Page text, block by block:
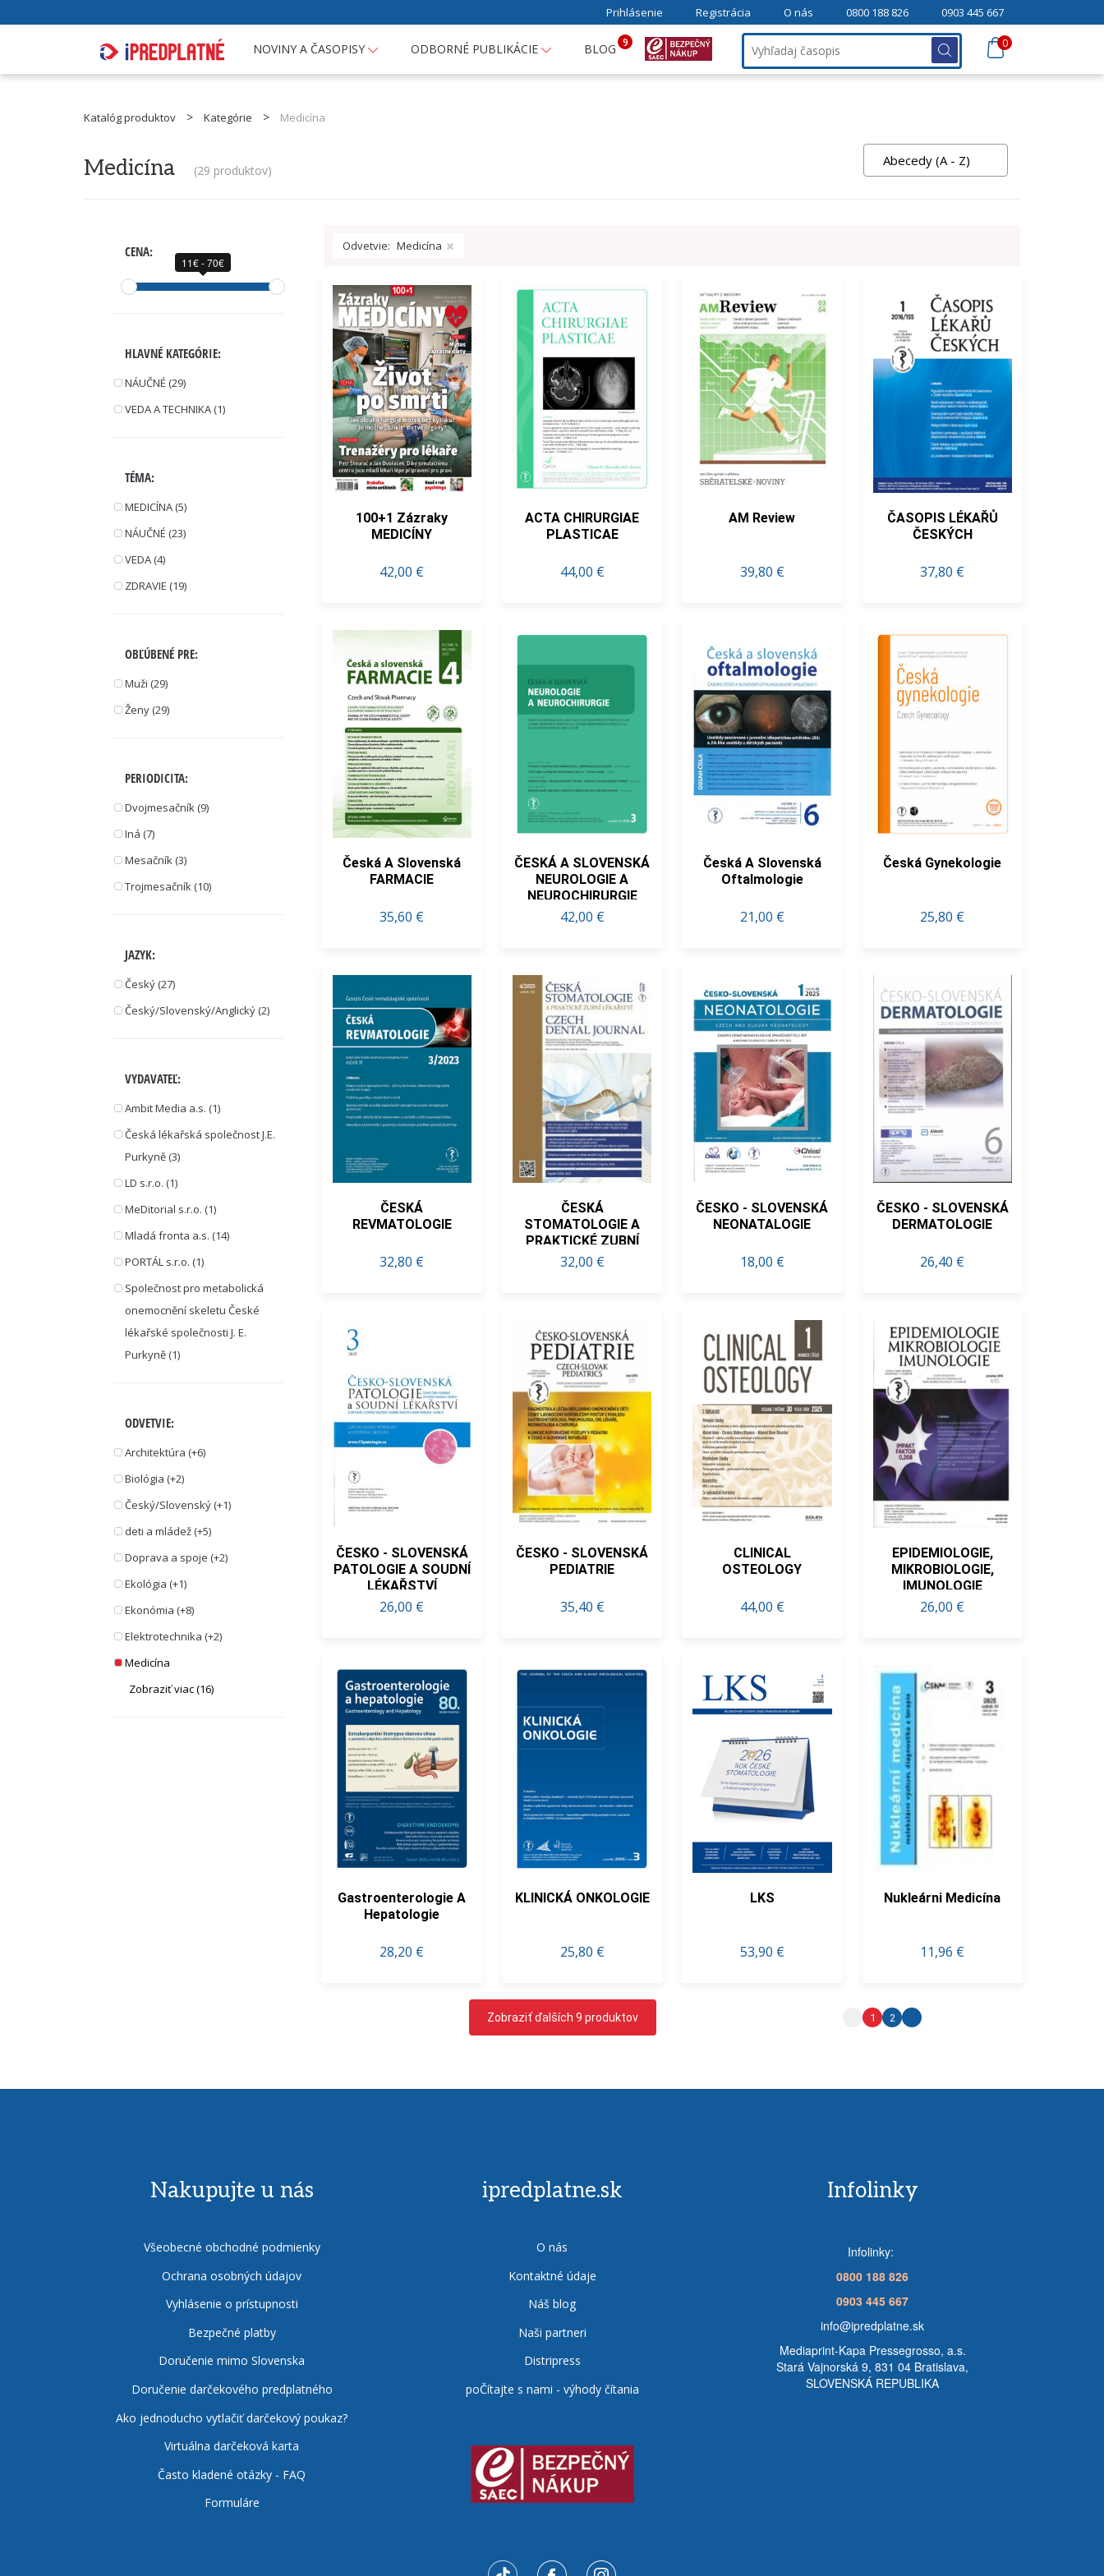
Prihlásenie Registrácia O nás 0800 188 826 0903 445 667
NOVINY A ČASOPISY ODBORNÉ PUBLIKÁCIE BLOG 9 0
Katalóg produktov Kategórie Medicína
Medicína (29 produktov)
Abecedy (A - Z)
CENA:
11€ - 70€
HLAVNÉ KATEGÓRIE:
NÁUČNÉ (29)
VEDA A TECHNIKA (1)
TÉMA:
MEDICÍNA (5)
NÁUČNÉ (23)
VEDA (4)
ZDRAVIE (19)
OBĽÚBENÉ PRE:
Muži (29)
Ženy (29)
PERIODICITA:
Dvojmesačník (9)
Iná (7)
Mesačník (3)
Trojmesačník (10)
JAZYK:
Český (27)
Český/Slovenský/Anglický (2)
VYDAVATEĽ:
Ambit Media a.s. (1)
Česká lékařská společnost J.E.
Purkyně (3)
LD s.r.o. (1)
MeDitorial s.r.o. (1)
Mladá fronta a.s. (14)
PORTÁL s.r.o. (1)
Společnost pro metabolická
onemocnění skeletu České
lékařské společnosti J. E.
Purkyně (1)
ODVETVIE:
Architektúra (+6)
Biológia (+2)
Český/Slovenský (+1)
deti a mládež (+5)
Doprava a spoje (+2)
Ekológia (+1)
Ekonómia (+8)
Elektrotechnika (+2)
Medicína
Zobraziť viac (16)
Odvetvie: Medicína
100+1 Zázraky
MEDICÍNY
42,00 €
ACTA CHIRURGIAE
PLASTICAE
44,00 €
AM Review
39,80 €
ČASOPIS LÉKAŘŮ
ČESKÝCH
37,80 €
Česká A Slovenská
FARMACIE
35,60 €
ČESKÁ A SLOVENSKÁ
NEUROLOGIE A
NEUROCHIRURGIE
42,00 €
Česká A Slovenská
Oftalmologie
21,00 €
Česká Gynekologie
25,80 €
ČESKÁ
REVMATOLOGIE
32,80 €
ČESKÁ
STOMATOLOGIE A
PRAKTICKÉ ZUBNÍ
LÉKAŘSTVÍ
32,00 €
ČESKO - SLOVENSKÁ
NEONATALOGIE
18,00 €
ČESKO - SLOVENSKÁ
DERMATOLOGIE
26,40 €
ČESKO - SLOVENSKÁ
PATOLOGIE A SOUDNÍ
LÉKAŘSTVÍ
26,00 €
ČESKO - SLOVENSKÁ
PEDIATRIE
35,40 €
CLINICAL
OSTEOLOGY
44,00 €
EPIDEMIOLOGIE,
MIKROBIOLOGIE,
IMUNOLOGIE
26,00 €
Gastroenterologie A
Hepatologie
28,20 €
KLINICKÁ ONKOLOGIE
25,80 €
LKS
53,90 €
Nukleárni Medicína
11,96 €
Zobraziť ďalších 9 produktov 1 2
Nakupujte u nás
Všeobecné obchodné podmienky
Ochrana osobných údajov
Vyhlásenie o prístupnosti
Bezpečné platby
Doručenie mimo Slovenska
Doručenie darčekového predplatného
Ako jednoducho vytlačiť darčekový poukaz?
Virtuálna darčeková karta
Často kladené otázky - FAQ
Formuláre
ipredplatne.sk
O nás
Kontaktné údaje
Náš blog
Naši partneri
Distripress
poČítajte s nami - výhody čítania
Infolinky
Infolinky:
0800 188 826
0903 445 667
info@ipredplatne.sk
Mediaprint-Kapa Pressegrosso, a.s.
Stará Vajnorská 9, 831 04 Bratislava,
SLOVENSKÁ REPUBLIKA